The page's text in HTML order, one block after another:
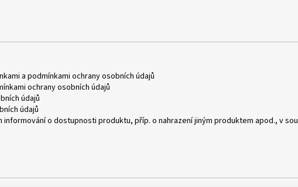
a podmínkami ochrany osobních údajů
ochrany osobních údajů
údajů
údajů
o dostupnosti produktu, příp. o nahrazení jiným produktem apod., v